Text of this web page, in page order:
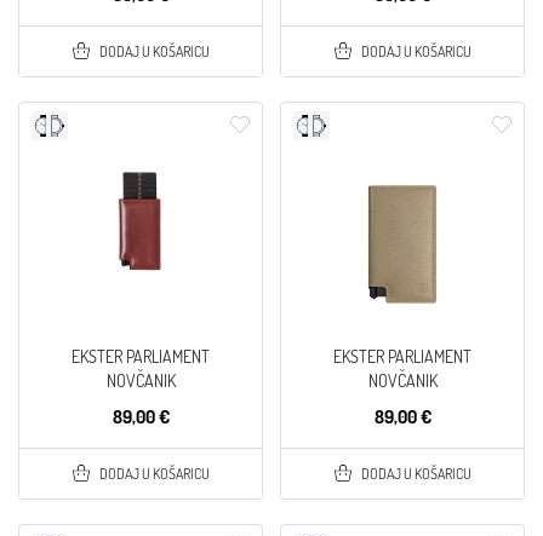
DODAJ U KOŠARICU DODAJ U KOŠARICU
EKSTER PARLIAMENT
NOVČANIK
89,00 €
DODAJ U KOŠARICU
EKSTER PARLIAMENT
NOVČANIK
89,00 €
DODAJ U KOŠARICU